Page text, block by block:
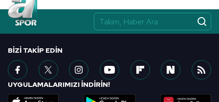
BIZI TAKIP EDIN
UYGULAMALARIMIZI İNDİRİN!